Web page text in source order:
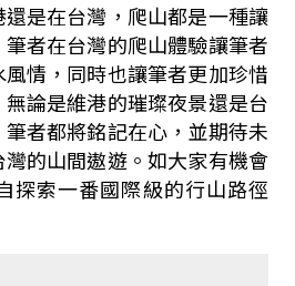
是在台灣，爬山都是一種讓
者在台灣的爬山體驗讓筆者
情，同時也讓筆者更加珍惜
論是維港的璀璨夜景還是台
者都將銘記在心，並期待未
的山間遨遊。如大家有機會
探索一番國際級的行山路徑